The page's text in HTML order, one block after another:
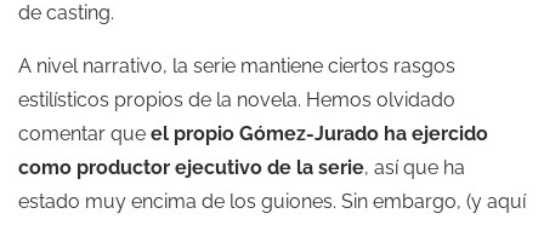
de casting.
A nivel narrativo, la serie mantiene ciertos rasgos
estilísticos propios de la novela. Hemos olvidado
comentar que el propio Gómez-Jurado ha ejercido
como productor ejecutivo de la serie, así que ha
estado muy encima de los guiones. Sin embargo, (y aquí